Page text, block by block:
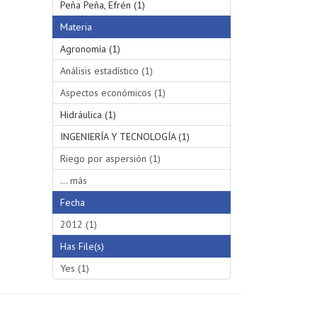
Peña Peña, Efrén (1)
Materia
Agronomía (1)
Análisis estadístico (1)
Aspectos económicos (1)
Hidráulica (1)
INGENIERÍA Y TECNOLOGÍA (1)
Riego por aspersión (1)
... más
Fecha
2012 (1)
Has File(s)
Yes (1)